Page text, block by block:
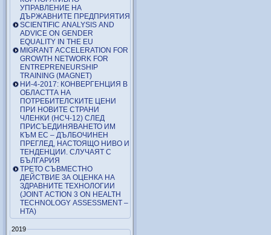
УПРАВЛЕНИЕ НА
ДЪРЖАВНИТЕ ПРЕДПРИЯТИЯ
SCIENTIFIC ANALYSIS AND
ADVICE ON GENDER
EQUALITY IN THE EU
MIGRANT ACCELERATION FOR
GROWTH NETWORK FOR
ENTREPRENEURSHIP
TRAINING (MAGNET)
НИ-4-2017: КОНВЕРГЕНЦИЯ В
ОБЛАСТТА НА
ПОТРЕБИТЕЛСКИТЕ ЦЕНИ
ПРИ НОВИТЕ СТРАНИ
ЧЛЕНКИ (НСЧ-12) СЛЕД
ПРИСЪЕДИНЯВАНЕТО ИМ
КЪМ ЕС – ДЪЛБОЧИНЕН
ПРЕГЛЕД, НАСТОЯЩО НИВО И
ТЕНДЕНЦИИ. СЛУЧАЯТ С
БЪЛГАРИЯ
ТРЕТО СЪВМЕСТНО
ДЕЙСТВИЕ ЗА ОЦЕНКА НА
ЗДРАВНИТЕ ТЕХНОЛОГИИ
(JOINT ACTION 3 ON HEALTH
TECHNOLOGY ASSESSMENT –
HTA)
2019